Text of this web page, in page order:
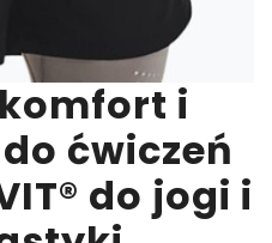
i
ćwiczeń
do jogi i